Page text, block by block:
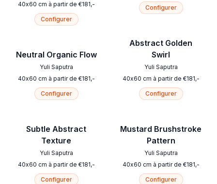
40x60 cm à partir de €181,-
Configurer
Neutral Organic Flow
Yuli Saputra
40x60 cm à partir de €181,-
Configurer
Subtle Abstract
Texture
Yuli Saputra
40x60 cm à partir de €181,-
Configurer
Configurer
Abstract Golden
Swirl
Yuli Saputra
40x60 cm à partir de €181,-
Configurer
Mustard Brushstroke
Pattern
Yuli Saputra
40x60 cm à partir de €181,-
Configurer